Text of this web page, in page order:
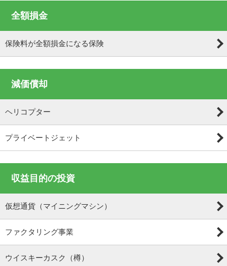
全額損金
保険料が全額損金になる保険
減価償却
ヘリコプター
プライベートジェット
収益目的の投資
仮想通貨（マイニングマシン）
ファクタリング事業
ウイスキーカスク（樽）